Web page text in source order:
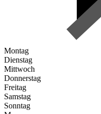
Montag
Dienstag
Mittwoch
Donnerstag
Freitag
Samstag
Sonntag